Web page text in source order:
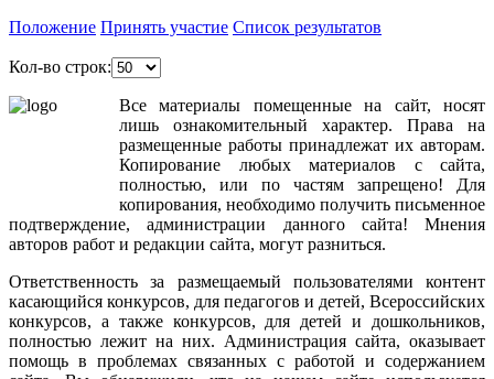
Положение Принять участие Список результатов
Кол-во строк:
Все материалы помещенные на сайт,носят
лишь
ознакомительный характер. Права
на
размещенные работы принадлежат их авторам.
Копирование
любых материалов с сайта,
полностью, или по частям запрещено! Для
копирования, необходимо получить письменное
подтверждение,администрации данного сайта! Мнения
авторов работ и редакции сайта, могут разниться.
Ответственность
за размещаемый пользователями
контент
касающийся конкурсов, для педагогов и детей, Всероссийских
конкурсов, а также конкурсов, для детей и дошкольников,
полностью лежит на них. Администрация сайта, оказывает
помощь в проблемах связанных с работой и содержанием